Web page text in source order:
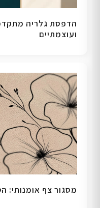
הדפסת גלריה
ועוצמתיים
מסגור צף אומנותי: